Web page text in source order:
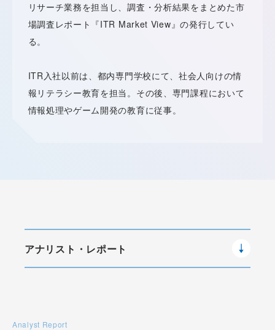
リサーチ業務を担当し、調査・分析結果をまとめた市
場調査レポート『ITR Market View』の発行してい
る。
ITR入社以前は、都内専門学校にて、社会人向けの情
報リテラシー教育を担当。その後、専門課程において
情報処理やゲーム開発の教育に従事。
アナリスト・レポート
Analyst Report